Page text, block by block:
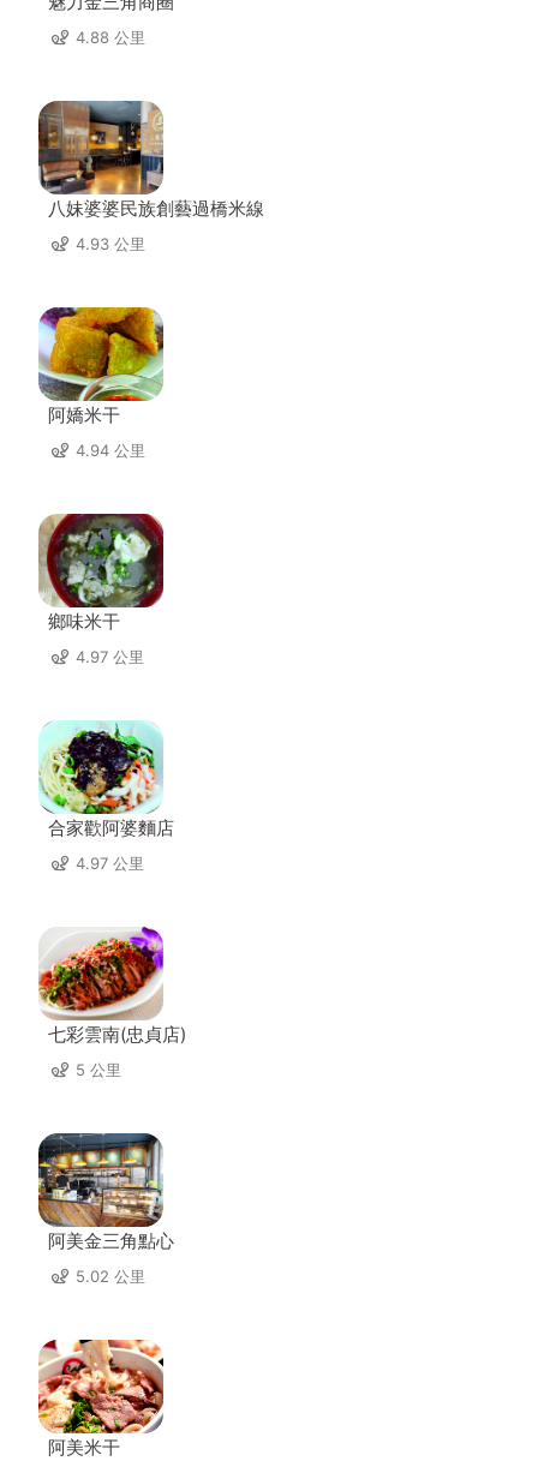
4.88 公里
八妹婆婆民族創藝過橋米線
4.93 公里
阿嬌米干
4.94 公里
鄉味米干
4.97 公里
合家歡阿婆麵店
4.97 公里
七彩雲南(忠貞店)
5 公里
阿美金三角點心
5.02 公里
阿美米干